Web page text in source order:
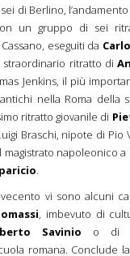
di Berlino,
un gruppo di sei
eseguiti da
straordinario ritratto di
Jenkins, il più
nella Roma della
ritratto giovanile di
Braschi, nipote di Pio
magistrato napoleonico
.
vi sono alcuni
, imbevuto di
Savinio o di
romana. Conclude